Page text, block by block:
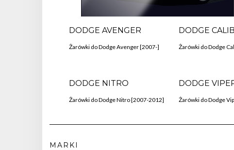
DODGE AVENGER
Żarówki do Dodge Avenger [2007-]
DODGE
Żarówki do Dodge
DODGE NITRO
Żarówki do Dodge Nitro [2007-2012]
DODGE
Żarówki do Dodge
MARKI